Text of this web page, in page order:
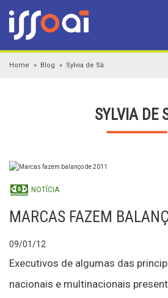
Home Blog Sylvia de Sá
SYLVIA DE
NOTÍCIA
MARCAS FAZEM
09/01/12
Executivos de algumas das
nacionais e multinacionais